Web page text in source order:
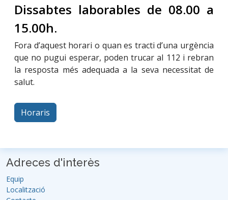
Dissabtes laborables de 08.00 a
15.00h.
Fora d’aquest horari o quan es tracti d’una urgència
que no pugui esperar, poden trucar al 112 i rebran
la resposta més adequada a la seva necessitat de
salut.
Horaris
Adreces d'interès
Equip
Localització